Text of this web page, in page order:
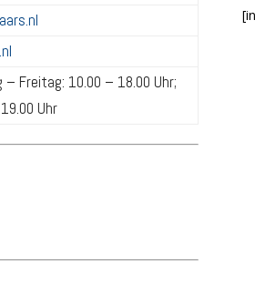
– Freitag: 10.00 – 18.00 Uhr;
Uhr